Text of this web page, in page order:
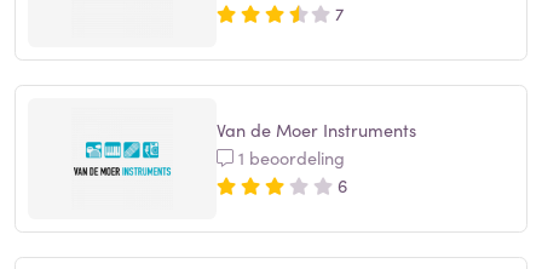
7
Van de Moer Instruments
1 beoordeling
6